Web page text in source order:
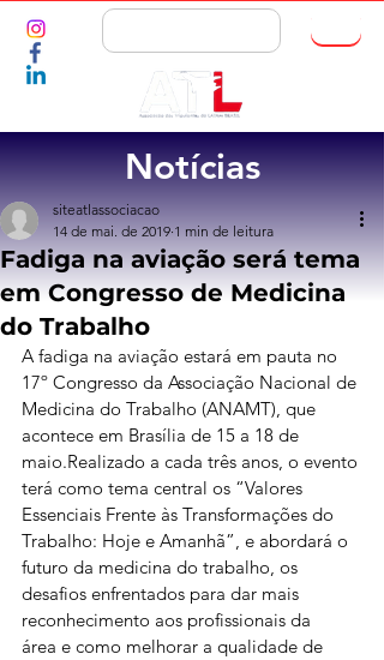
Notícias
Fadiga na aviação será tema
em Congresso de Medicina
do Trabalho
siteatlassociacao
14 de mai. de 2019 1 min de leitura
A fadiga na aviação estará em pauta no
17º Congresso da Associação Nacional de
Medicina do Trabalho (ANAMT), que
acontece em Brasília de 15 a 18 de
maio.Realizado a cada três anos, o evento
terá como tema central os “Valores
Essenciais Frente às Transformações do
Trabalho: Hoje e Amanhã”, e abordará o
futuro da medicina do trabalho, os
desafios enfrentados para dar mais
reconhecimento aos profissionais da
área e como melhorar a qualidade de